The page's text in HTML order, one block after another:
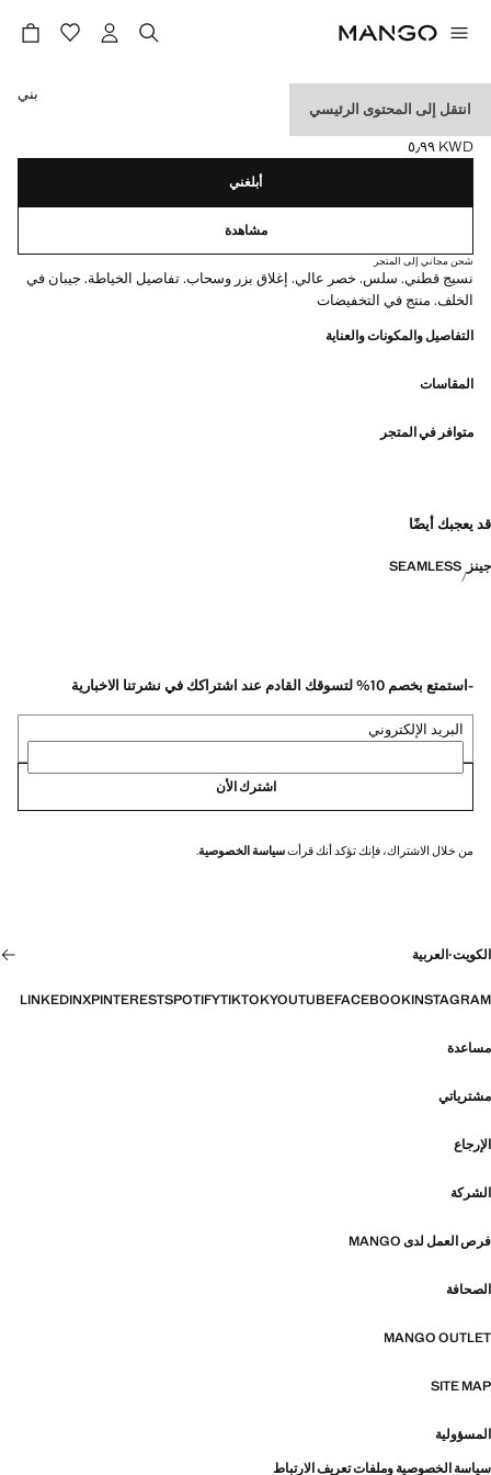
انتقل إلى المحتوى الرئيسي
جينز مستقيم بدون خياطة
السعر الحالي [KWD ٥٫٩٩ ]
KWD ٥٫٩٩
حدد اللون
بني
أبلغني
مشاهدة
شحن مجاني إلى المتجر
نسيج قطني. سلس. خصر عالي. إغلاق بزر وسحاب. تفاصيل الخياطة. جيبان في
الخلف. منتج في التخفيضات
التفاصيل والمكونات والعناية
المقاسات
متوافر في المتجر
قد يعجبك أيضًا
جينز SEAMLESS
-استمتع بخصم 10% لتسوقك القادم عند اشتراكك في نشرتنا الاخبارية
البريد الإلكتروني
اشترك الأن
من خلال الاشتراك، فإنك تؤكد أنك قرأتسياسة الخصوصية.
الكويت·العربية
INSTAGRAM
FACEBOOK
YOUTUBE
TIKTOK
SPOTIFY
PINTEREST
X
LINKEDIN
مساعدة
مشترياتي
الإرجاع
الشركة
فرص العمل لدى MANGO
الصحافة
MANGO OUTLET
SITE MAP
المسؤولية
سياسة الخصوصية وملفات تعريف الارتباط